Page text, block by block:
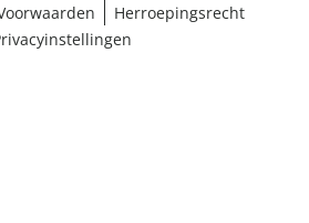
Herroepingsrecht